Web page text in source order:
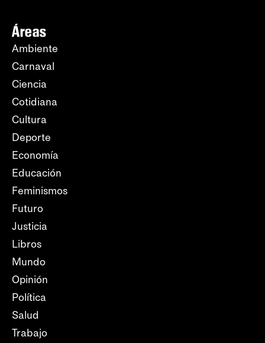
Áreas
Ambiente
Carnaval
Ciencia
Cotidiana
Cultura
Deporte
Economía
Educación
Feminismos
Futuro
Justicia
Libros
Mundo
Opinión
Política
Salud
Trabajo